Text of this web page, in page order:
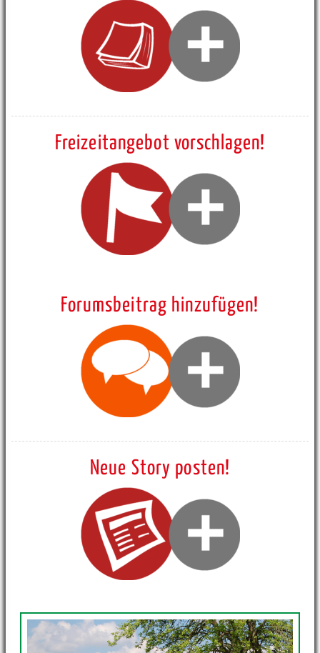
Freizeitangebot vorschlagen!
Forumsbeitrag hinzufügen!
Neue Story posten!